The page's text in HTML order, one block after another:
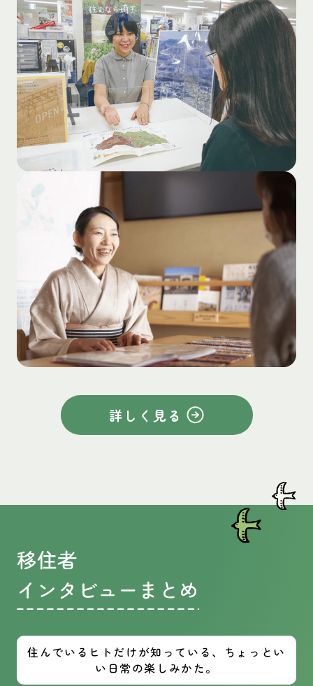
詳しく見る
移住者
インタビューまとめ
住んでいるヒトだけが知っている、ちょっとい
い日常の楽しみかた。